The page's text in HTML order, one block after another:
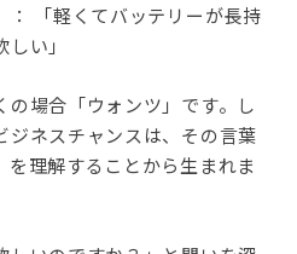
： 「軽くてバッテリーが長持
い」
場合「ウォンツ」です。し
ジネスチャンスは、その言葉
理解することから生まれま